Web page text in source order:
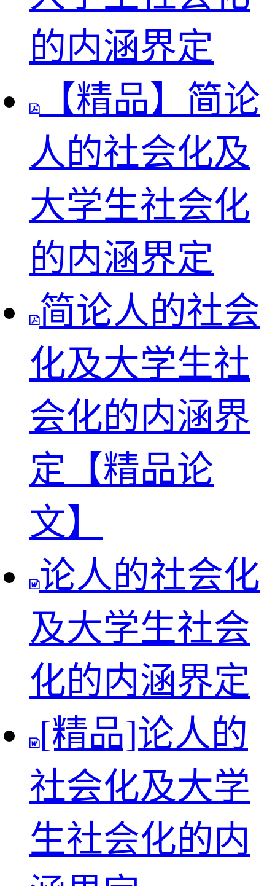
的内涵界定
【精品】简论
人的社会化及
大学生社会化
的内涵界定
简论人的社会
化及大学生社
会化的内涵界
定【精品论
文】
论人的社会化
及大学生社会
化的内涵界定
[精品]论人的
社会化及大学
生社会化的内